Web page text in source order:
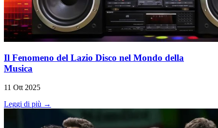
Il Fenomeno del Lazio Disco nel Mondo della
Musica
11 Ott 2025
Leggi di più →